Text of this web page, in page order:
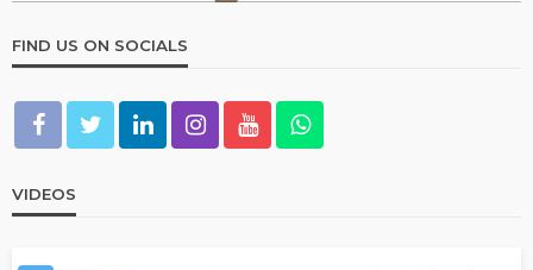
FIND US ON SOCIALS
VIDEOS